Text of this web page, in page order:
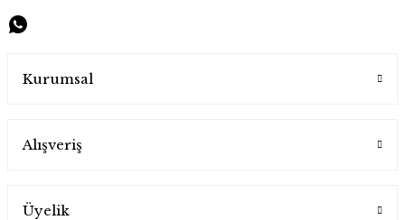
6.500,00 TL
Kurumsal
Alışveriş
Üyelik